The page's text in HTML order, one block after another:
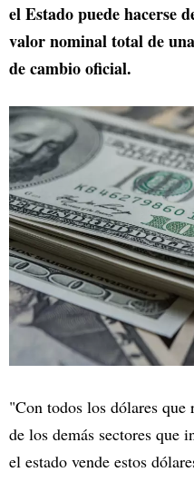
el Estado puede hacerse
valor nominal total de
de cambio oficial.
"Con todos los dólares que
de los demás sectores que
el estado vende estos